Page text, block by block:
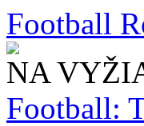
Football
NA
Football: